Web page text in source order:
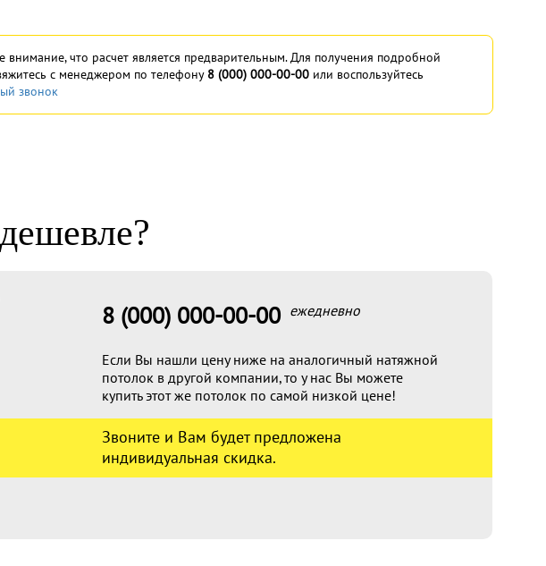
что расчет является предварительным. Для получения подробной
с менеджером по телефону 8 (000) 000-00-00 или воспользуйтесь
звонок
8 (000) 000-00-00 ежедневно
Если Вы нашли цену ниже на аналогичный натяжной
потолок в другой компании, то у нас Вы можете
купить этот же потолок по самой низкой цене!
Звоните и Вам будет предложена
индивидуальная скидка.